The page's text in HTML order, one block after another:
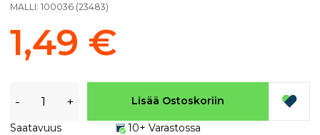
MALLI: 100036 (23483)
1,49 €
- + Lisää Ostoskoriin
Saatavuus
10+ Varastossa